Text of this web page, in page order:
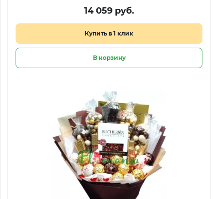
14 059 руб.
Купить в 1 клик
В корзину